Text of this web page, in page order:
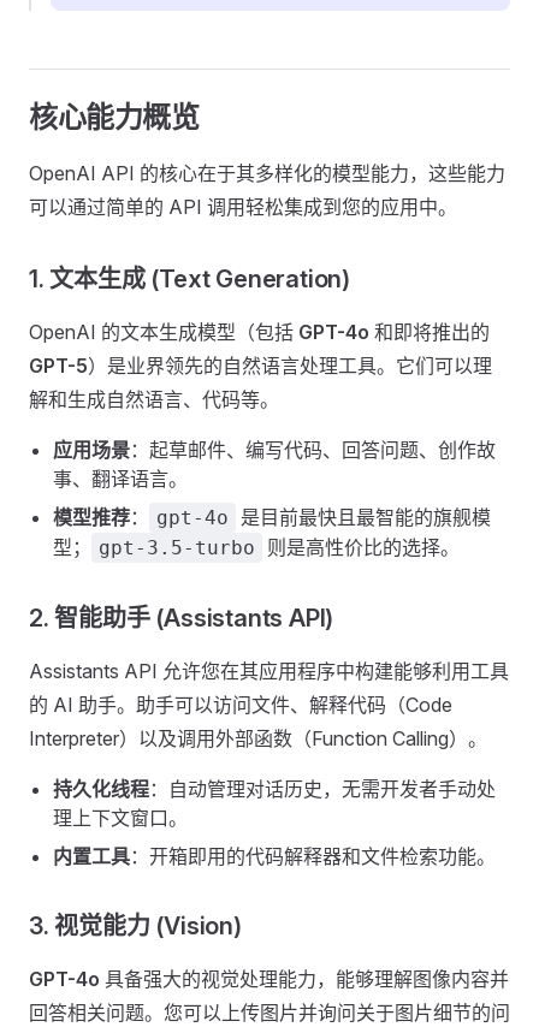
核心能力概览
OpenAI API 的核心在于其多样化的模型能力，这些能力
可以通过简单的 API 调用轻松集成到您的应用中。
1. 文本生成 (Text Generation)
OpenAI 的文本生成模型（包括 GPT-4o 和即将推出的
GPT-5）是业界领先的自然语言处理工具。它们可以理
解和生成自然语言、代码等。
应用场景：起草邮件、编写代码、回答问题、创作故
事、翻译语言。
模型推荐： gpt-4o
是目前最快且最智能的旗舰模
型；
gpt-3.5-turbo 则是高性价比的选择。
2. 智能助手 (Assistants API)
Assistants API 允许您在其应用程序中构建能够利用工具
的 AI 助手。助手可以访问文件、解释代码（Code
Interpreter）以及调用外部函数（Function Calling）。
持久化线程：自动管理对话历史，无需开发者手动处
理上下文窗口。
内置工具：开箱即用的代码解释器和文件检索功能。
3. 视觉能力 (Vision)
GPT-4o 具备强大的视觉处理能力，能够理解图像内容并
回答相关问题。您可以上传图片并询问关于图片细节的问